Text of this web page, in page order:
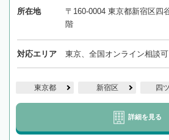
所在地
〒160-0004 東京都新宿区四
階
対応エリア 東京、全国オンライン相談可
東京都 新宿区 四
詳細を見る